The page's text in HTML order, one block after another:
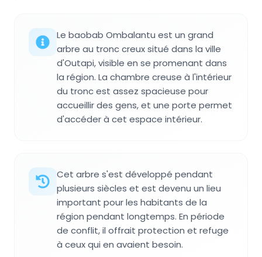
Le baobab Ombalantu est un grand
arbre au tronc creux situé dans la ville
d'Outapi, visible en se promenant dans
la région. La chambre creuse à l'intérieur
du tronc est assez spacieuse pour
accueillir des gens, et une porte permet
d'accéder à cet espace intérieur.
Cet arbre s'est développé pendant
plusieurs siècles et est devenu un lieu
important pour les habitants de la
région pendant longtemps. En période
de conflit, il offrait protection et refuge
à ceux qui en avaient besoin.